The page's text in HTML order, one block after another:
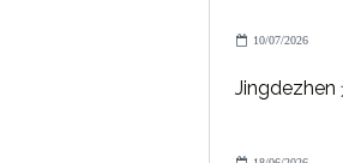
10/07/2026
Jingdezhen